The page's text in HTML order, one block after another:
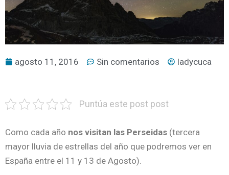
agosto 11, 2016 Sin comentarios ladycuca
Puntúa este post post
Como cada año nos visitan las Perseidas (tercera
mayor lluvia de estrellas del año que podremos ver en
España entre el 11 y 13 de Agosto).